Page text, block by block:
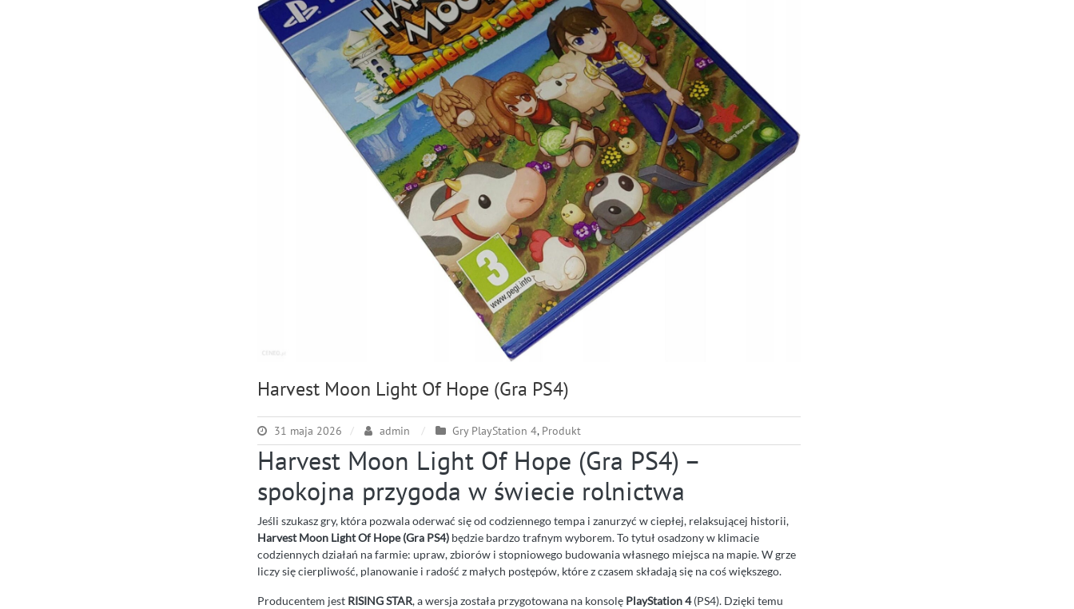
Harvest Moon Light Of Hope (Gra PS4)
31 maja 2026 admin Gry PlayStation 4, Produkt
Harvest Moon Light Of Hope (Gra PS4) –
spokojna przygoda w świecie rolnictwa
Jeśli szukasz gry, która pozwala oderwać się od codziennego tempa i zanurzyć w ciepłej, relaksującej historii,
Harvest Moon Light Of Hope (Gra PS4) będzie bardzo trafnym wyborem. To tytuł osadzony w klimacie
codziennych działań na farmie: upraw, zbiorów i stopniowego budowania własnego miejsca na mapie. W grze
liczy się cierpliwość, planowanie i radość z małych postępów, które z czasem składają się na coś większego.
Producentem jest RISING STAR, a wersja została przygotowana na konsolę PlayStation 4(PS4). Dzięki temu